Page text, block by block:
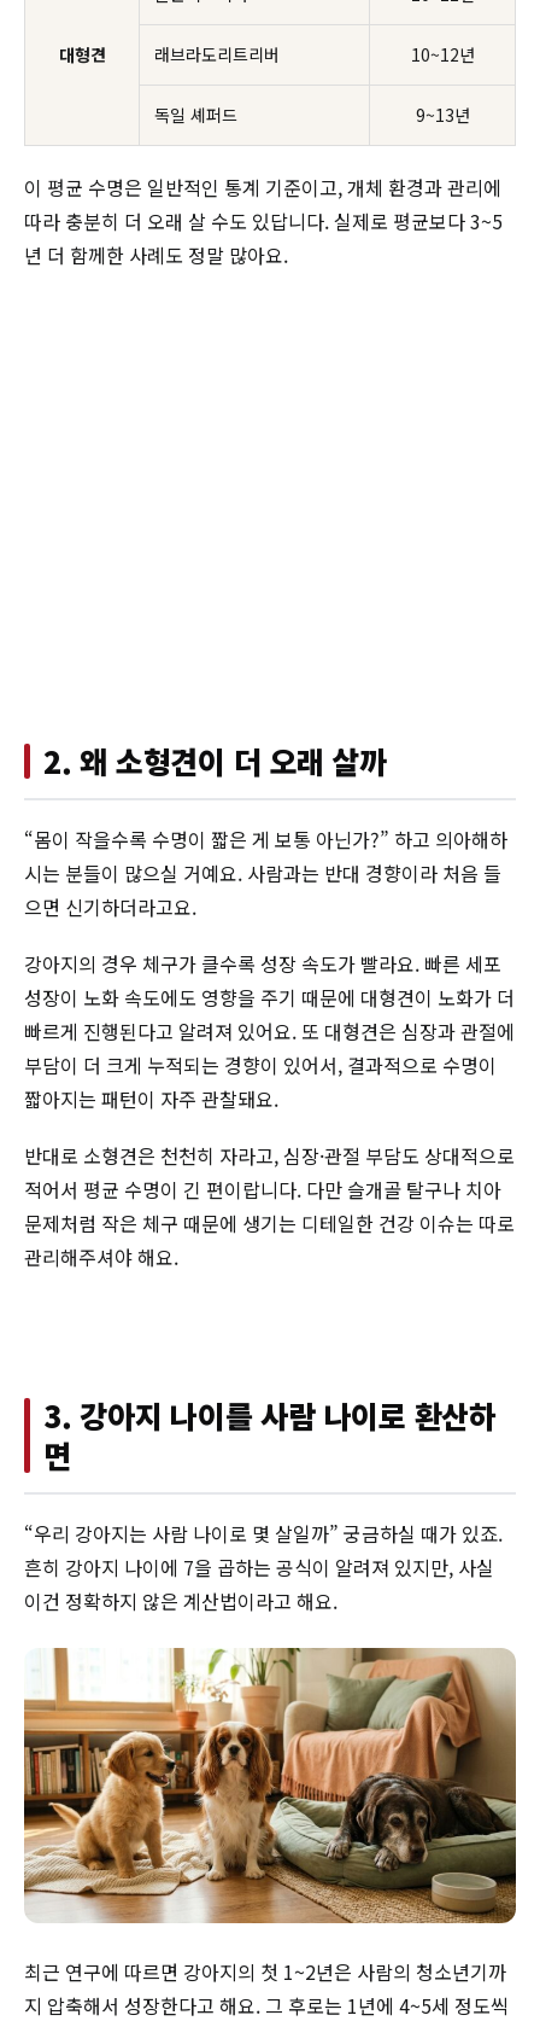
대형견 래브라도리트리버 10~12년
독일 셰퍼드 9~13년
이 평균 수명은 일반적인 통계 기준이고, 개체 환경과 관리에
따라 충분히 더 오래 살 수도 있답니다. 실제로 평균보다 3~5
년 더 함께한 사례도 정말 많아요.
2. 왜 소형견이 더 오래 살까
“몸이 작을수록 수명이 짧은 게 보통 아닌가?” 하고 의아해하
시는 분들이 많으실 거예요. 사람과는 반대 경향이라 처음 들
으면 신기하더라고요.
강아지의 경우 체구가 클수록 성장 속도가 빨라요. 빠른 세포
성장이 노화 속도에도 영향을 주기 때문에 대형견이 노화가 더
빠르게 진행된다고 알려져 있어요. 또 대형견은 심장과 관절에
부담이 더 크게 누적되는 경향이 있어서, 결과적으로 수명이
짧아지는 패턴이 자주 관찰돼요.
반대로 소형견은 천천히 자라고, 심장·관절 부담도 상대적으로
적어서 평균 수명이 긴 편이랍니다. 다만 슬개골 탈구나 치아
문제처럼 작은 체구 때문에 생기는 디테일한 건강 이슈는 따로
관리해주셔야 해요.
3. 강아지 나이를 사람 나이로 환산하
면
“우리 강아지는 사람 나이로 몇 살일까” 궁금하실 때가 있죠.
흔히 강아지 나이에 7을 곱하는 공식이 알려져 있지만, 사실
이건 정확하지 않은 계산법이라고 해요.
최근 연구에 따르면 강아지의 첫 1~2년은 사람의 청소년기까
지 압축해서 성장한다고 해요. 그 후로는 1년에 4~5세 정도씩